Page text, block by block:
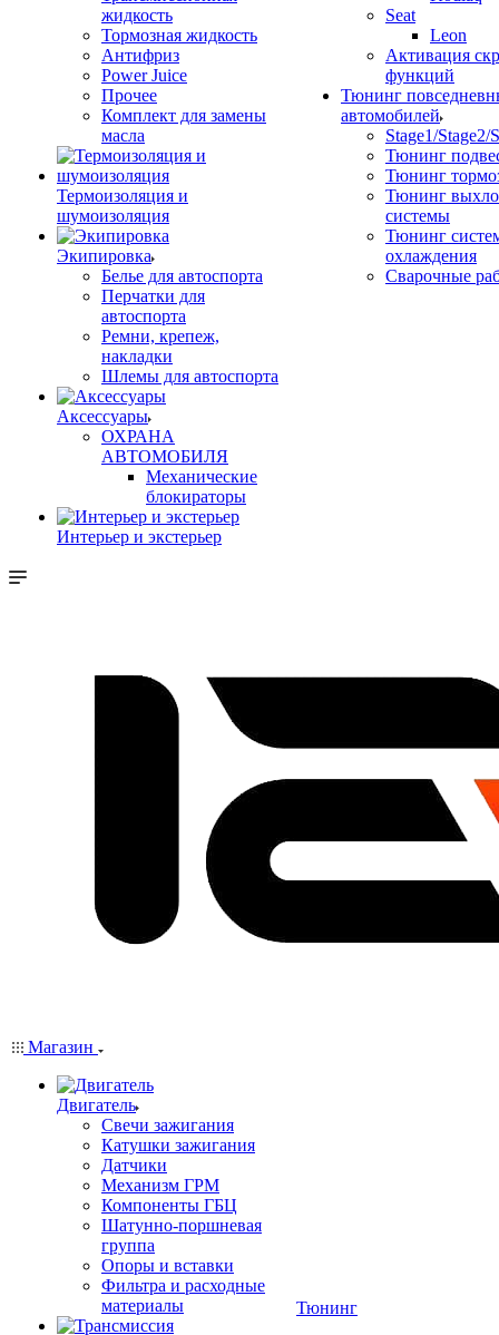
жидкость
Тормозная жидкость
Антифриз
Power Juice
Прочее
Комплект для замены
масла
Термоизоляция и
шумоизоляция
Экипировка
Белье для автоспорта
Перчатки для
автоспорта
Ремни, крепеж,
накладки
Шлемы для автоспорта
Аксессуары
ОХРАНА
АВТОМОБИЛЯ
Механические
блокираторы
Интерьер и экстерьер
Seat
Leon
Активация
функций
Тюнинг
автомобилей
Stage1/Stage2/
Тюнинг
Тюнинг
Тюнинг
системы
Тюнинг
охлаждения
Сварочные
Магазин
Двигатель
Свечи зажигания
Катушки зажигания
Датчики
Механизм ГРМ
Компоненты ГБЦ
Шатунно-поршневая
группа
Опоры и вставки
Фильтра и расходные
материалы
Тюнинг